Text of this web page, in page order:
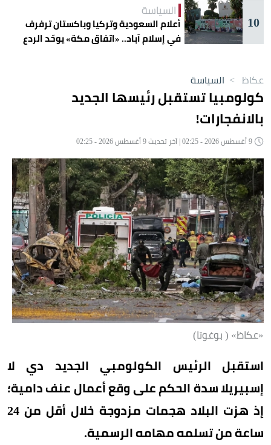
10
السياسة
أعلام السعودية وتركيا وباكستان ترفرف
في إسلام آباد.. «اتفاق مكة» يوحّد الردع
عكاظ > السياسة
كولومبيا تستقبل رئيسها الجديد
بالانفجارات!
«عكاظ» ( بوغوتا)
استقبل الرئيس الكولومبي الجديد دي لا
إسبيريلا سدة الحكم على وقع أعمال عنف دامية؛
إذ هزت البلاد هجمات مزدوجة خلال أقل من 24
ساعة من تسلمه مهامه الرسمية.